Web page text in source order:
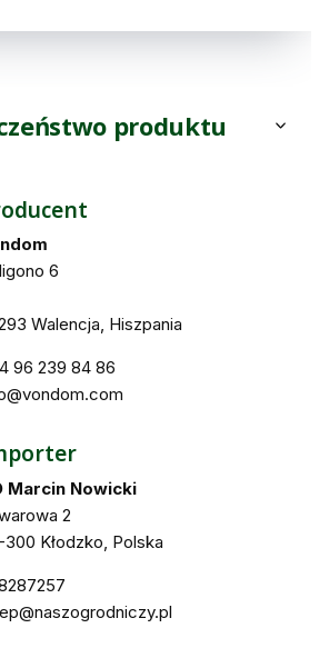
produktu
6
Walencja, Hiszpania
96 239 84 86
Marcin Nowicki
2
Kłodzko, Polska